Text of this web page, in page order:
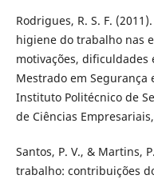
Rodrigues, R. S. F.
higiene do trabalho nas
motivações, dificuldades
Mestrado em Segurança
Instituto Politécnico de
de Ciências
Santos, P. V., & Martins,
trabalho: contribuições